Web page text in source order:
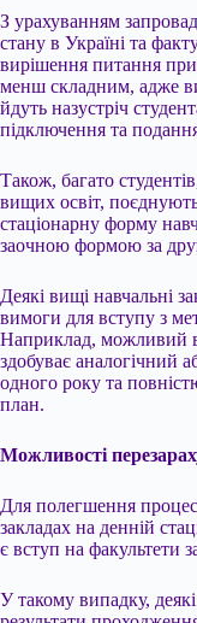
З урахуванням
стану в Україні та
вирішення питання
менш складним, адже
йдуть назустріч
підключення та
Також, багато
вищих освіт,
стаціонарну форму
заочною формою за
Деякі вищі навчальні
вимоги для вступу з
Наприклад, можливий
здобуває аналогічний
одного року та
план.
Можливості
Для полегшення
закладах на денній
є вступ на факультети
У такому випадку,